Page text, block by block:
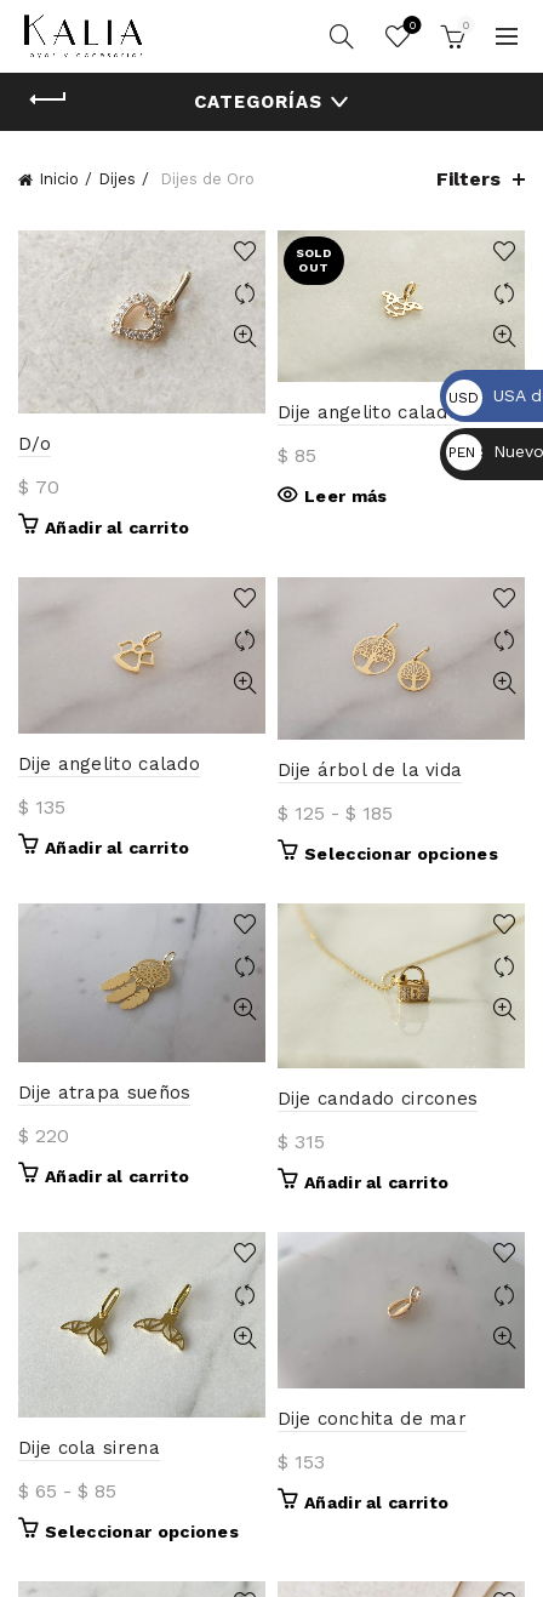
0 0
CATEGORÍAS
Inicio Dijes Dijes de Oro Filters
D/o
$ 70
Añadir al carrito
SOLD
OUT
Dije angelito calado
$ 85
Leer más
Dije angelito calado
$ 135
Añadir al carrito
Dije árbol de la vida
$ 125 - $ 185
desde
hasta
$ 185
Seleccionar opcionesEste
tiene
Dije atrapa sueños
$ 220
Añadir al carrito
Dije candado circones
$ 315
Añadir al carrito
Dije cola sirena
$ 65 - $ 85
desde
Seleccionar opcionesEste
tiene
Dije conchita de mar
$ 153
Añadir al carrito
USD $USA
PEN S/.